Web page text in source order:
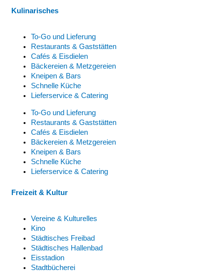
Kulinarisches
To-Go und Lieferung
Restaurants & Gaststätten
Cafés & Eisdielen
Bäckereien & Metzgereien
Kneipen & Bars
Schnelle Küche
Lieferservice & Catering
To-Go und Lieferung
Restaurants & Gaststätten
Cafés & Eisdielen
Bäckereien & Metzgereien
Kneipen & Bars
Schnelle Küche
Lieferservice & Catering
Freizeit & Kultur
Vereine & Kulturelles
Kino
Städtisches Freibad
Städtisches Hallenbad
Eisstadion
Stadtbücherei